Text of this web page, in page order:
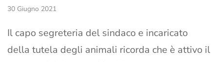
30 Giugno 2021
Il capo segreteria del sindaco e incaricato
della tutela degli animali ricorda che è attivo il